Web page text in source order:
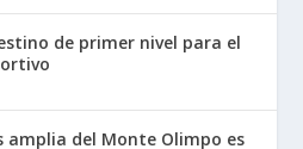
de primer nivel para el
amplia del Monte Olimpo es